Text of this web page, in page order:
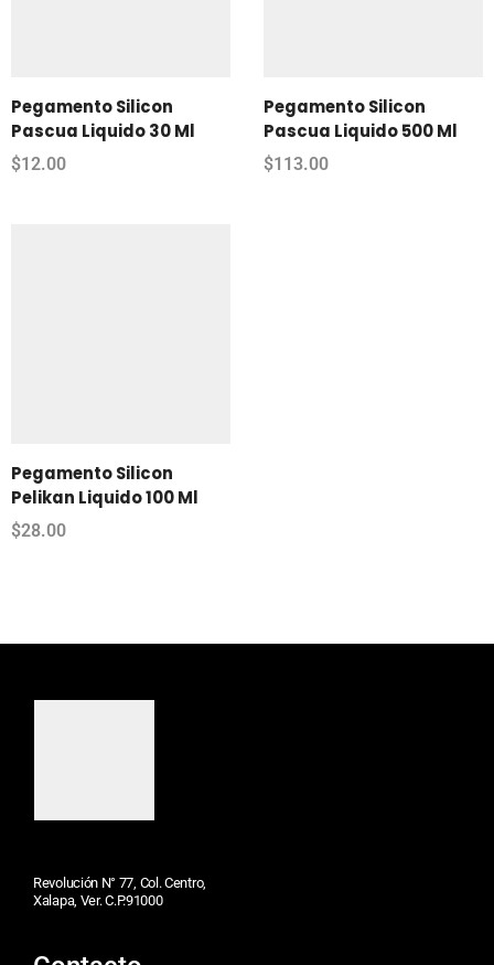
Pegamento Silicon
Pascua Liquido 30 Ml
$12.00
Pegamento Silicon
Pascua Liquido 500 Ml
$113.00
Pegamento Silicon
Pelikan Liquido 100 Ml
$28.00
Revolución N° 77, Col. Centro,
Xalapa, Ver. C.P.91000